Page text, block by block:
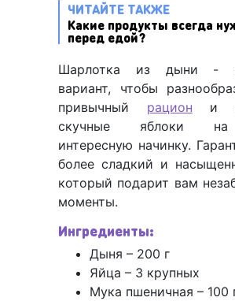
ЧИТАЙТЕ ТАКЖЕ
Какие продукты всегда
перед едой?
Шарлотка из дыни -
вариант, чтобы
привычный рацион и
скучные яблоки
интересную начинку.
более сладкий и
который подарит вам
моменты.
Ингредиенты:
Дыня – 200 г
Яйца – 3 крупных
Мука пшеничная – 100